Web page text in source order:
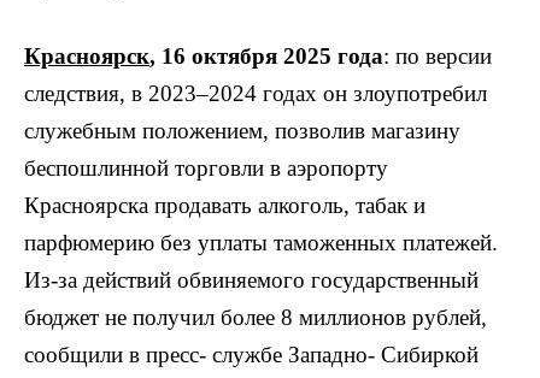
Красноярск, 16 октября 2025 года: по версии
следствия, в 2023–2024 годах он злоупотребил
служебным положением, позволив магазину
беспошлинной торговли в аэропорту
Красноярска продавать алкоголь, табак и
парфюмерию без уплаты таможенных платежей.
Из-за действий обвиняемого государственный
бюджет не получил более 8 миллионов рублей,
сообщили в пресс- службе Западно- Сибиркой